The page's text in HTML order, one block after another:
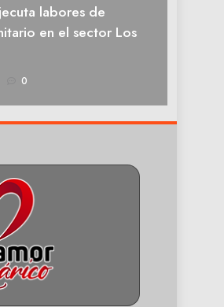
labores de
en el sector Los
0